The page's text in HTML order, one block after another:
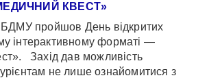
КВЕСТ»
БДМУ пройшов День відкритих
інтерактивному форматі —
Захід дав можливість
не лише ознайомитися з